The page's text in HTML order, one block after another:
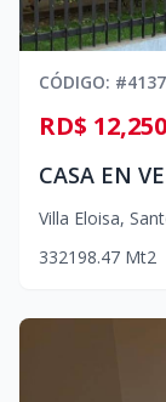
CÓDIGO: #
RD$
CASA EN
Villa Eloisa,
332198.47 Mt2